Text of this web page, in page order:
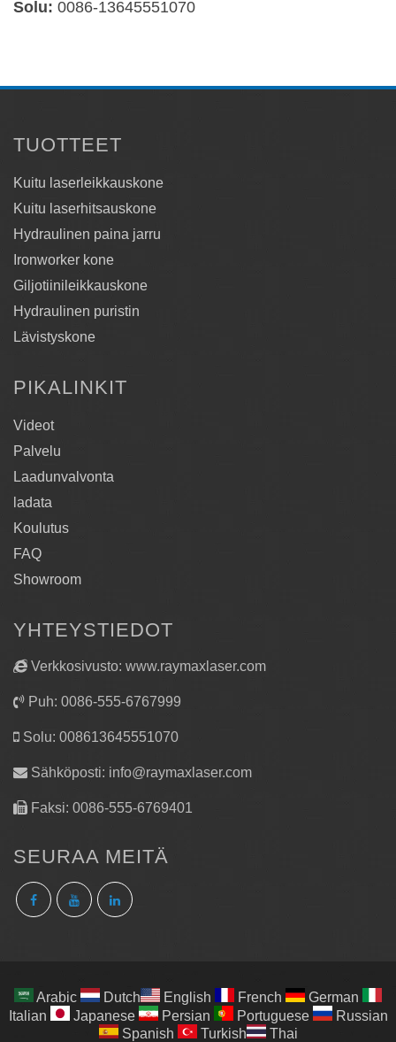
Solu: 0086-13645551070
TUOTTEET
Kuitu laserleikkauskone
Kuitu laserhitsauskone
Hydraulinen paina jarru
Ironworker kone
Giljotiinileikkauskone
Hydraulinen puristin
Lävistyskone
PIKALINKIT
Videot
Palvelu
Laadunvalvonta
ladata
Koulutus
FAQ
Showroom
YHTEYSTIEDOT
Verkkosivusto: www.raymaxlaser.com
Puh: 0086-555-6767999
Solu: 008613645551070
Sähköposti: info@raymaxlaser.com
Faksi: 0086-555-6769401
SEURAA MEITÄ
Arabic Dutch English French
German
Italian
Japanese Persian Portuguese
Russian
Spanish
Turkish Thai